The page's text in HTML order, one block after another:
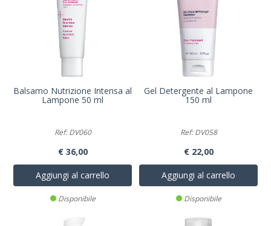
Balsamo Nutrizione Intensa al
Lampone 50 ml
Ref: DV060
€ 36,00
Aggiungi al carrello
Disponibile
Gel Detergente al Lampone
150 ml
Ref: DV058
€ 22,00
Aggiungi al carrello
Disponibile